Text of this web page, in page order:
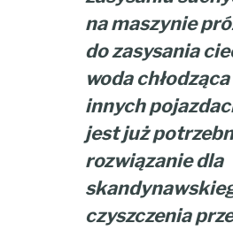
na maszynie
do zasysania
woda
innych
jest już
rozwiązanie dla
czyszczenia